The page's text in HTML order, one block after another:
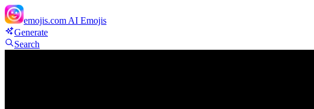
emojis.com AI Emojis
Generate
Search